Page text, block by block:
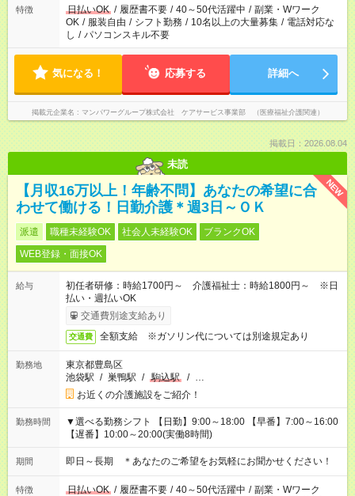
特徴 日払いOK / 履歴書不要 / 40～50代活躍中 / 副業・Wワーク
OK / 服装自由 / シフト勤務 / 10名以上の大量募集 / 電話対応な
し / パソコンスキル不要
気になる！ 応募する 詳細へ
掲載元企業名 マンパワーグループ株式会社 ケアサービス事業部 （医療福祉介護関連）
掲載日：2026.08.04
未読
NEW
【月収16万以上！年齢不問】あなたの希望に合
わせて働ける！日勤介護＊週3日～ＯＫ
派遣 職種未経験OK 社会人未経験OK
ブランクOK
WEB登録・面接OK
給与
初任者研修：時給1700円～ 介護福祉士：時給1800円～ ※日
払い・週払いOK
交通費別途支給あり
交通費 全額支給 ※ガソリン代については別途規定あり
勤務地
東京都豊島区
池袋駅 / 巣鴨駅 / 駒込駅 / …
お近くの介護施設をご紹介！
勤務時間
▼選べる勤務シフト 【日勤】9:00～18:00 【早番】7:00～16:00
【遅番】10:00～20:00(実働8時間)
期間 即日～長期 ＊あなたのご希望をお気軽にお聞かせください！
特徴 日払いOK / 履歴書不要 / 40～50代活躍中 / 副業・Wワーク